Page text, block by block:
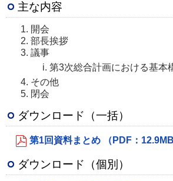
主な内容
開会
部長挨拶
議事
第3次総合計画における基本
その他
閉会
ダウンロード（一括）
第1回資料まとめ （PDF：12.9MB
ダウンロード（個別）